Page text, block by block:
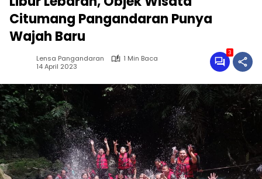
Citumang Pangandaran Punya
Wajah Baru
Lensa Pangandaran
1 Min Baca
14 April 2023
3